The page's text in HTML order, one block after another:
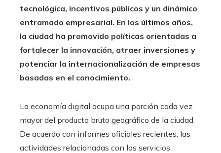
tecnológica, incentivos públicos y un dinámico
entramado empresarial. En los últimos años,
la ciudad ha promovido políticas orientadas a
fortalecer la innovación, atraer inversiones y
potenciar la internacionalización de empresas
basadas en el conocimiento.
La economía digital ocupa una porción cada vez
mayor del producto bruto geográfico de la ciudad.
De acuerdo con informes oficiales recientes, las
actividades relacionadas con los servicios